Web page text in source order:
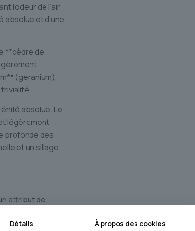
l’odeur de l’air
absolue et d’une
**cèdre de
(géranium),
absolue. Le
légèrement
profonde des
et un sillage
attribut de
masque, mais
pour le
Détails À propos des cookies